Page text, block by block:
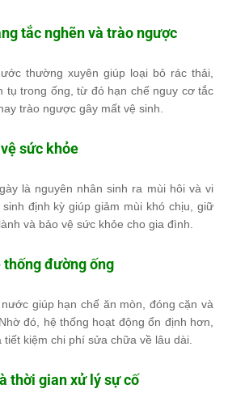
tắc nghẽn và trào ngược
thường xuyên giúp loại bỏ rác thải,
tụ trong ống, từ đó hạn chế nguy cơ tắc
trào ngược gây mất vệ sinh.
sức khỏe
là nguyên nhân sinh ra mùi hôi và vi
định kỳ giúp giảm mùi khó chịu, giữ
và bảo vệ sức khỏe cho gia đình.
thống đường ống
giúp hạn chế ăn mòn, đóng cặn và
đó, hệ thống hoạt động ổn định hơn,
kiệm chi phí sửa chữa về lâu dài.
thời gian xử lý sự cố